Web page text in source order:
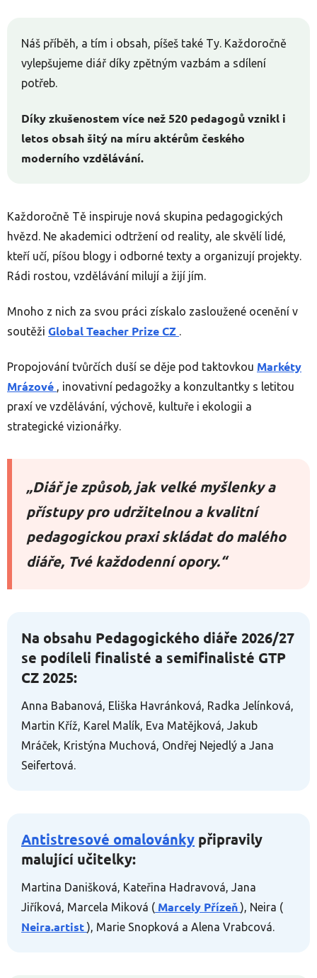
Náš příběh, a tím i obsah, píšeš také Ty. Každoročně
vylepšujeme diář díky zpětným vazbám a sdílení
potřeb.
Díky zkušenostem více než 520 pedagogů vznikl i
letos obsah šitý na míru aktérům českého
moderního vzdělávání.
Každoročně Tě inspiruje nová skupina pedagogických
hvězd. Ne akademici odtržení od reality, ale skvělí lidé,
kteří učí, píšou blogy i odborné texty a organizují projekty.
Rádi rostou, vzdělávání milují a žijí jím.
Mnoho z nich za svou práci získalo zasloužené ocenění v
soutěži Global Teacher Prize CZ .
Propojování tvůrčích duší se děje pod taktovkou Markéty
Mrázové , inovativní pedagožky a konzultantky s letitou
praxí ve vzdělávání, výchově, kultuře i ekologii a
strategické vizionářky.
„Diář je způsob, jak velké myšlenky a
přístupy pro udržitelnou a kvalitní
pedagogickou praxi skládat do malého
diáře, Tvé každodenní opory.“
Na obsahu Pedagogického diáře 2026/27
se podíleli finalisté a semifinalisté GTP
CZ 2025:
Anna Babanová, Eliška Havránková, Radka Jelínková,
Martin Kříž, Karel Malík, Eva Matějková, Jakub
Mráček, Kristýna Muchová, Ondřej Nejedlý a Jana
Seifertová.
Antistresové omalovánky připravily
malující učitelky:
Martina Danišková, Kateřina Hadravová, Jana
Jiříková, Marcela Miková ( Marcely Přízeň), Neira (
Neira.artist), Marie Snopková a Alena Vrabcová.